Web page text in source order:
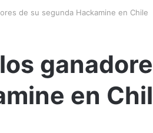
de su segunda Hackamine en Chile
en